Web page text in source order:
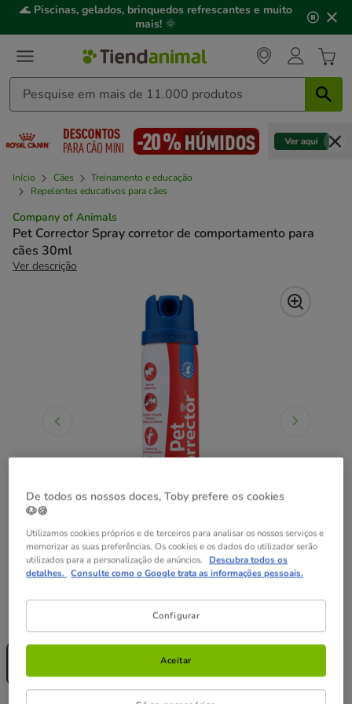
3,
mensagem,
🌊 Piscinas, gelados, brinquedos refrescantes e muito
mais! 🌞
Início Cães
Treinamento e educação
Repelentes educativos para cães
Company of Animals
Pet Corrector Spray corretor de comportamento para
cães 30ml
Ver descrição
Sem Stock
8.99€
Sem Stock
De todos os nossos doces, Toby prefere os cookies
🐶🍪
Utilizamos cookies próprios e de terceiros para analisar os nossos serviços e
memorizar as suas preferências. Os cookies e os dados do utilizador serão
utilizados para a personalização de anúncios. Descubra todos os
detalhes. Consulte como o Google trata as informações pessoais.
Configurar
Aceitar